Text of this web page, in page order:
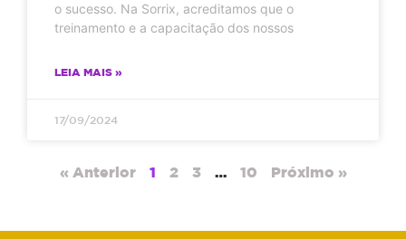
o sucesso. Na Sorrix, acreditamos que o
treinamento e a capacitação dos nossos
LEIA MAIS »
17/09/2024
« Anterior 1 2 3 … 10 Próximo »